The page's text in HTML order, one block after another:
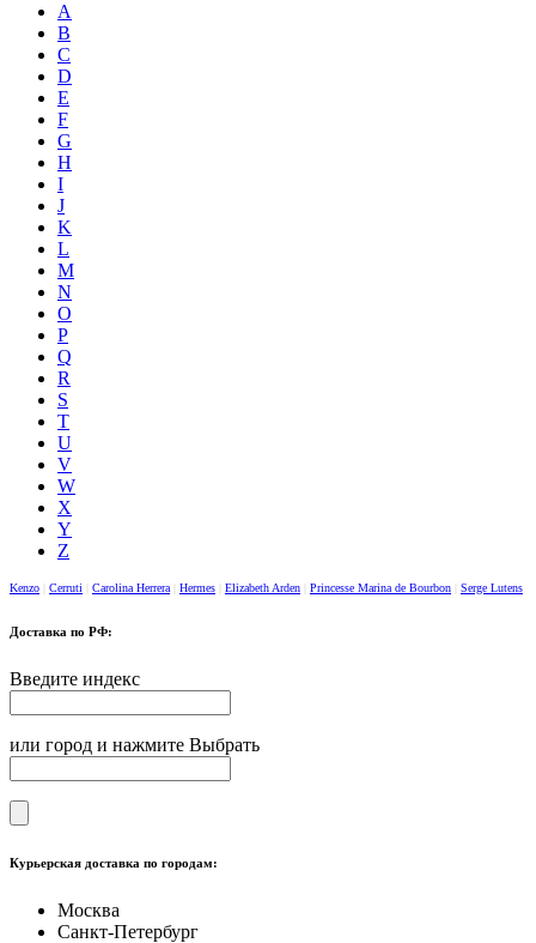
A
B
C
D
E
F
G
H
I
J
K
L
M
N
O
P
Q
R
S
T
U
V
W
X
Y
Z
Kenzo Cerruti Carolina Herrera Hermes Elizabeth Arden Princesse Marina de Bourbon Serge Lutens
Доставка по РФ:
Введите индекс
или город и нажмите Выбрать
Курьерская доставка по городам:
Москва
Санкт-Петербург